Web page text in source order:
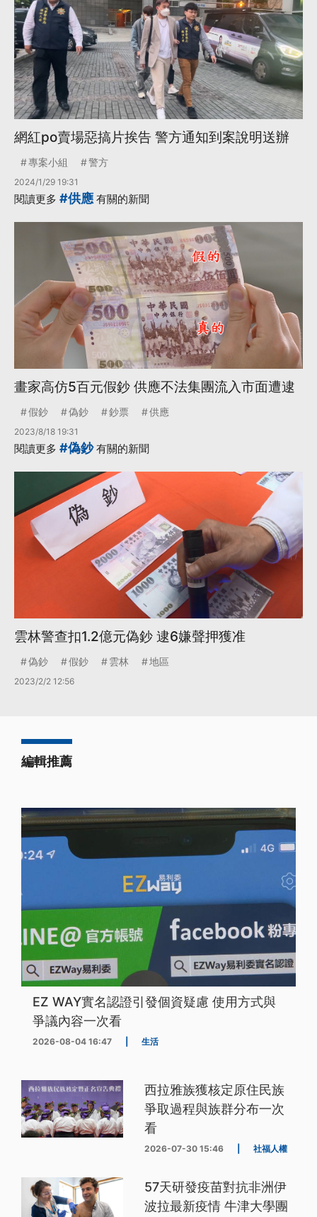
網紅po賣場惡搞片挨告 警方通知到案說明送辦
專案小組 警方
2024/1/29 19:31
閱讀更多 #供應 有關的新聞
畫家高仿5百元假鈔 供應不法集團流入市面遭逮
假鈔 偽鈔 鈔票 供應
2023/8/18 19:31
閱讀更多 #偽鈔有關的新聞
雲林警查扣1.2億元偽鈔 逮6嫌聲押獲准
偽鈔 假鈔 雲林 地區
2023/2/2 12:56
編輯推薦
EZ WAY實名認證引發個資疑慮 使用方式與
爭議內容一次看
2026-08-04 16:47 生活
西拉雅族獲核定原住民族
爭取過程與族群分布一次
看
2026-07-30 15:46 社福人權
57天研發疫苗對抗非洲伊
波拉最新疫情 牛津大學團